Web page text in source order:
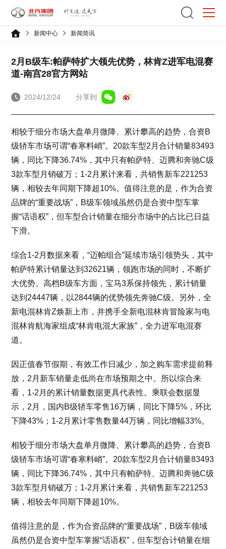
新闻中心 新闻简讯
2月B级车:帕萨特扩大领先优势，林肯Z进军电混赛
道-南宫28官方网站
2024/12/24 分享到
相较于细分市场大盘单月微降、累计攀高的趋势，合资B
级轿车市场可谓“春寒料峭”。20款车型2月合计销量83493
辆，同比下降36.74%，其中只有帕萨特、迈腾和奔驰C级
3款车型月销破万；1-2月累计来看，共销售新车221253
辆，相较去年同期下降超10%。值得注意的是，作为合资
品牌的“重要战场”，B级车领域虽然仍是合资中型车掌
握“话语权”，但车型合计销量在细分市场中的占比已日益
下滑。
综合1-2月数据来看，“迈帕组合”延续市场引领势头，其中
帕萨特累计销量达到32621辆，领跑市场的同时，不断扩
大优势。高档B级车方面，宝马3系保持领先，累计销量
达到24447辆，以2844辆的优势领先奔驰C级。另外，全
新电混林肯Z焕新上市，并携手全新电混林肯冒险家与电
混林肯航海家组成“林肯电混大家族”，全力进军电混赛
道。
因正值春节假期，有效工作日减少，加之购车需求提前释
放，2月新车销量走低尚在市场预期之中。所以综合来
看，1-2月的累计销量数据更具代表性。乘联会数据显
示，2月，国内B级轿车零售16万辆，同比下降5%，环比
下降43%；1-2月累计零售数量44万辆，同比增幅33%。
相较于细分市场大盘单月微降、累计攀高的趋势，合资B
级轿车市场可谓“春寒料峭”。20款车型2月合计销量83493
辆，同比下降36.74%，其中只有帕萨特、迈腾和奔驰C级
3款车型月销破万；1-2月累计来看，共销售新车221253
辆，相较去年同期下降超10%。
值得注意的是，作为合资品牌的“重要战场”，B级车领域
虽然仍是合资中型车掌握“话语权”，但车型合计销量在细